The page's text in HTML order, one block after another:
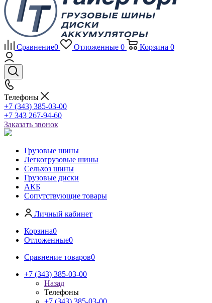
Сравнение0 Отложенные 0 Корзина 0
Телефоны
+7 (343) 385-03-00
+7 343 267-94-60
Заказать звонок
Грузовые шины
Легкогрузовые шины
Сельхоз шины
Грузовые диски
АКБ
Сопутствующие товары
Личный кабинет
Корзина0
Отложенные0
Сравнение товаров0
+7 (343) 385-03-00
Назад
Телефоны
+7 (343) 385-03-00